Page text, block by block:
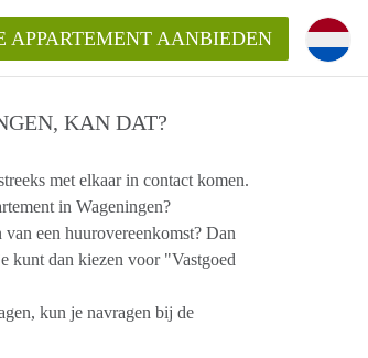
APPARTEMENT AANBIEDEN
KAN DAT?
met elkaar in contact komen.
in Wageningen?
een huurovereenkomst? Dan
kunt dan kiezen voor "Vastgoed
kun je navragen bij de